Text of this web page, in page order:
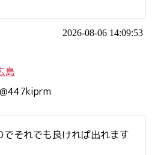
2026-08-06 14:09:53
島
@447kiprm
それでも良ければ出れます